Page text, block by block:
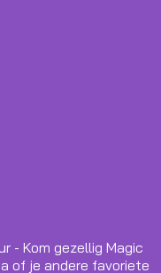
- Kom gezellig Magic
of je andere favoriete